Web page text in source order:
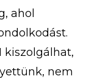
ahol
kiszolgálhat,
nem